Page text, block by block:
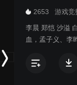
2653 游戏竞
李晨 郑恺 沙溢
血，孟子义、李